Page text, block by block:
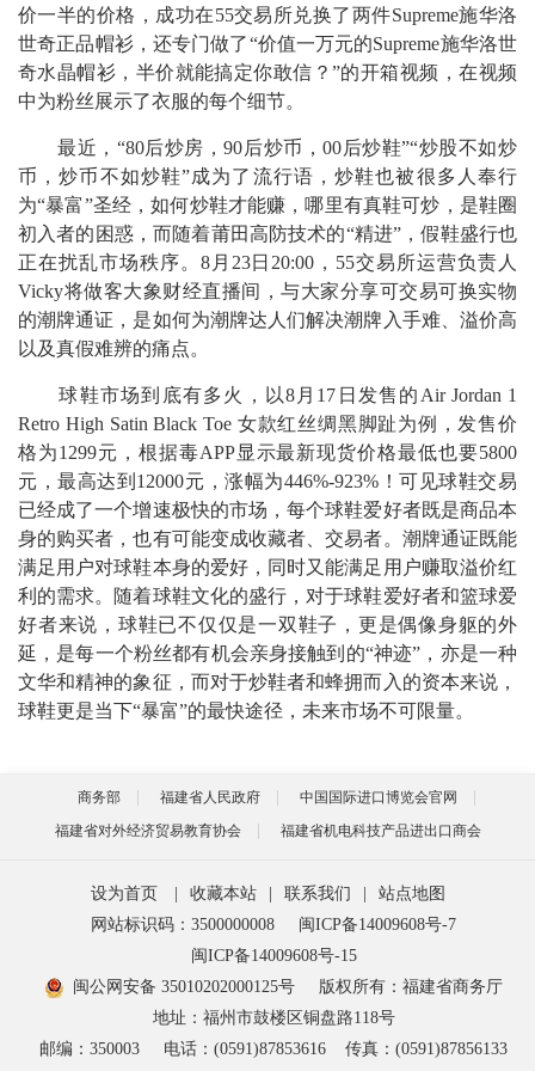
价一半的价格，成功在55交易所兑换了两件Supreme施华洛
世奇正品帽衫，还专门做了“价值一万元的Supreme施华洛世
奇水晶帽衫，半价就能搞定你敢信？”的开箱视频，在视频
中为粉丝展示了衣服的每个细节。
最近，“80后炒房，90后炒币，00后炒鞋”“炒股不如炒
币，炒币不如炒鞋”成为了流行语，炒鞋也被很多人奉行
为“暴富”圣经，如何炒鞋才能赚，哪里有真鞋可炒，是鞋圈
初入者的困惑，而随着莆田高防技术的“精进”，假鞋盛行也
正在扰乱市场秩序。8月23日20:00，55交易所运营负责人
Vicky将做客大象财经直播间，与大家分享可交易可换实物
的潮牌通证，是如何为潮牌达人们解决潮牌入手难、溢价高
以及真假难辨的痛点。
球鞋市场到底有多火，以8月17日发售的Air Jordan 1
Retro High Satin Black Toe 女款红丝绸黑脚趾为例，发售价
格为1299元，根据毒APP显示最新现货价格最低也要5800
元，最高达到12000元，涨幅为446%-923%！可见球鞋交易
已经成了一个增速极快的市场，每个球鞋爱好者既是商品本
身的购买者，也有可能变成收藏者、交易者。潮牌通证既能
满足用户对球鞋本身的爱好，同时又能满足用户赚取溢价红
利的需求。随着球鞋文化的盛行，对于球鞋爱好者和篮球爱
好者来说，球鞋已不仅仅是一双鞋子，更是偶像身躯的外
延，是每一个粉丝都有机会亲身接触到的“神迹”，亦是一种
文华和精神的象征，而对于炒鞋者和蜂拥而入的资本来说，
球鞋更是当下“暴富”的最快途径，未来市场不可限量。
商务部 福建省人民政府
中国国际进口博览会官网
福建省对外经济贸易教育协会
福建省机电科技产品进出口商会
设为首页 收藏本站 联系我们
站点地图
网站标识码：3500000008
闽ICP备14009608号-7
闽ICP备14009608号-15
闽公网安备 35010202000125号
版权所有：福建省商务厅
地址：福州市鼓楼区铜盘路118号
邮编：350003
电话：(0591)87853616 传真：(0591)87856133